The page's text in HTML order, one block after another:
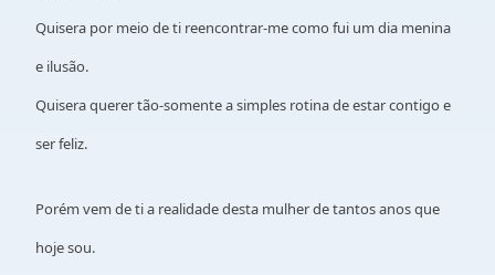
Quisera por meio de ti reencontrar-me como fui um dia menina
e ilusão.
Quisera querer tão-somente a simples rotina de estar contigo e
ser feliz.
Porém vem de ti a realidade desta mulher de tantos anos que
hoje sou.